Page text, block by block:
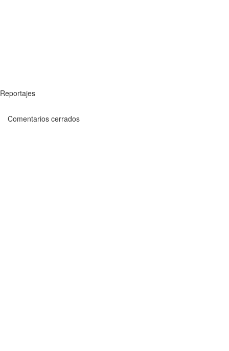
Reportajes
Comentarios cerrados